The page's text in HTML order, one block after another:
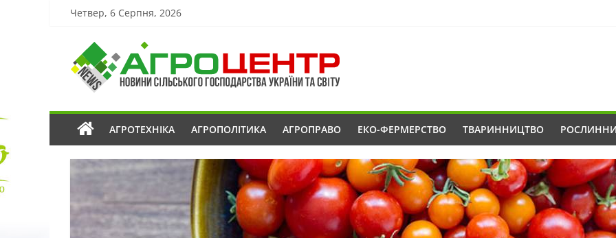
Четвер, 6 Серпня, 2026
АГРОТЕХНІКА АГРОПОЛІТИКА АГРОПРАВО ЕКО-ФЕРМЕРСТВО ТВАРИННИЦТВО